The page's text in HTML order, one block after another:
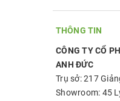
THÔNG TIN
CÔNG TY CỔ
ANH ĐỨC
Trụ sở: 217
Showroom: 45